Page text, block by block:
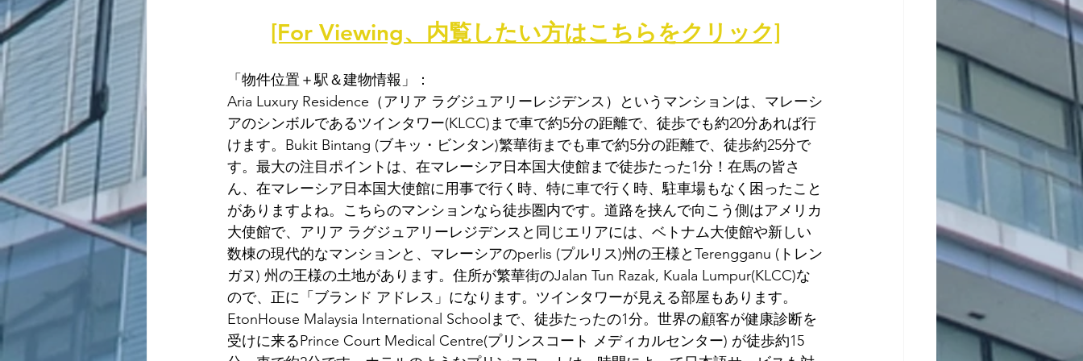
[For Viewing、内覧したい方はこちらをクリック]
「物件位置＋駅＆建物情報」：
Aria Luxury Residence（アリア ラグジュアリーレジデンス）というマンションは、マレーシ
アのシンボルであるツインタワー(KLCC)まで車で約5分の距離で、徒歩でも約20分あれば行
けます。Bukit Bintang (ブキッ・ビンタン)繁華街までも車で約5分の距離で、徒歩約25分で
す。最大の注目ポイントは、在マレーシア日本国大使館まで徒歩たった1分！在馬の皆さ
ん、在マレーシア日本国大使館に用事で行く時、特に車で行く時、駐車場もなく困ったこと
がありますよね。こちらのマンションなら徒歩圏内です。道路を挟んで向こう側はアメリカ
大使館で、アリア ラグジュアリーレジデンスと同じエリアには、ベトナム大使館や新しい
数棟の現代的なマンションと、マレーシアのperlis (プルリス)州の王様とTerengganu (トレン
ガヌ) 州の王様の土地があります。住所が繁華街のJalan Tun Razak, Kuala Lumpur(KLCC)な
ので、正に「ブランド アドレス」になります。ツインタワーが見える部屋もあります。
EtonHouse Malaysia International Schoolまで、徒歩たったの1分。世界の顧客が健康診断を
受けに来るPrince Court Medical Centre(プリンスコート メディカルセンター) が徒歩約15